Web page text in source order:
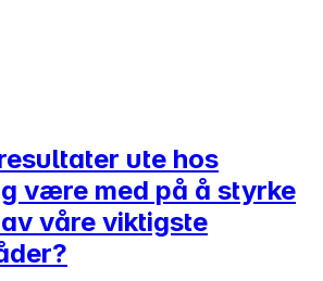
ute hos
være med på å styrke
våre viktigste